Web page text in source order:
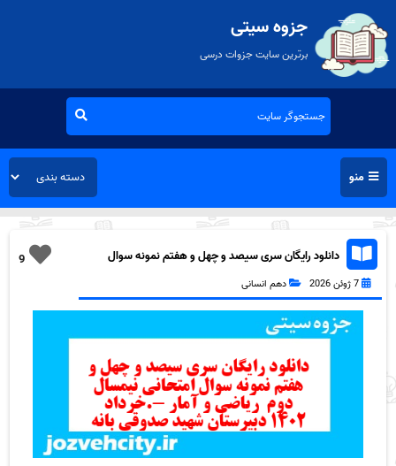
جزوه سیتی
برترین سایت جزوات درسی
منو
9
دانلود رایگان سری سیصد و چهل و هفتم نمونه سوال
ریاضی و آمار دهم انسانی به همراه pdf
7 ژوئن 2026 دهم انسانی